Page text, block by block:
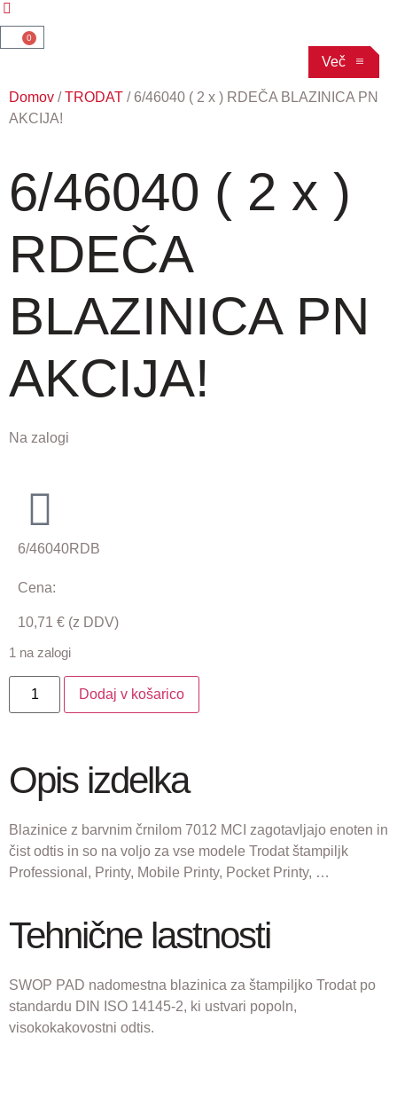
0
Več
Domov /TRODAT / 6/46040 ( 2 x ) RDEČA BLAZINICA PN
AKCIJA!
6/46040 ( 2 x )
RDEČA
BLAZINICA PN
AKCIJA!
Na zalogi
6/46040RDB
Cena:
10,71 € (z DDV)
1 na zalogi
Dodaj v košarico
Opis izdelka
Blazinice z barvnim črnilom 7012 MCI zagotavljajo enoten in
čist odtis in so na voljo za vse modele Trodat štampiljk
Professional, Printy, Mobile Printy, Pocket Printy, …
Tehnične lastnosti
SWOP PAD nadomestna blazinica za štampiljko Trodat po
standardu DIN ISO 14145-2, ki ustvari popoln,
visokokakovostni odtis.